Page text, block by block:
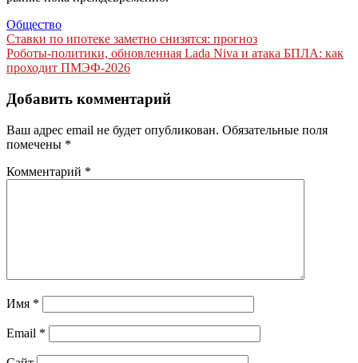
Общество
Навигация
по
Ставки по ипотеке заметно снизятся: прогноз
Роботы-политики, обновленная Lada Niva и атака БПЛА: как
проходит ПМЭФ-2026
Добавить комментарий
Ваш адрес email не будет опубликован. Обязательные поля
помечены *
Комментарий *
Имя *
Email *